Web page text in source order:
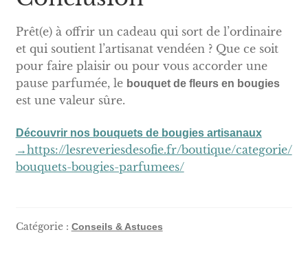
Prêt(e) à offrir un cadeau qui sort de l’ordinaire
et qui soutient l’artisanat vendéen ? Que ce soit
pour faire plaisir ou pour vous accorder une
pause parfumée, le bouquet de fleurs en bougies
est une valeur sûre.
Découvrir nos bouquets de bougies artisanaux
→https://lesreveriesdesofie.fr/boutique/categorie/
bouquets-bougies-parfumees/
Catégorie : Conseils & Astuces